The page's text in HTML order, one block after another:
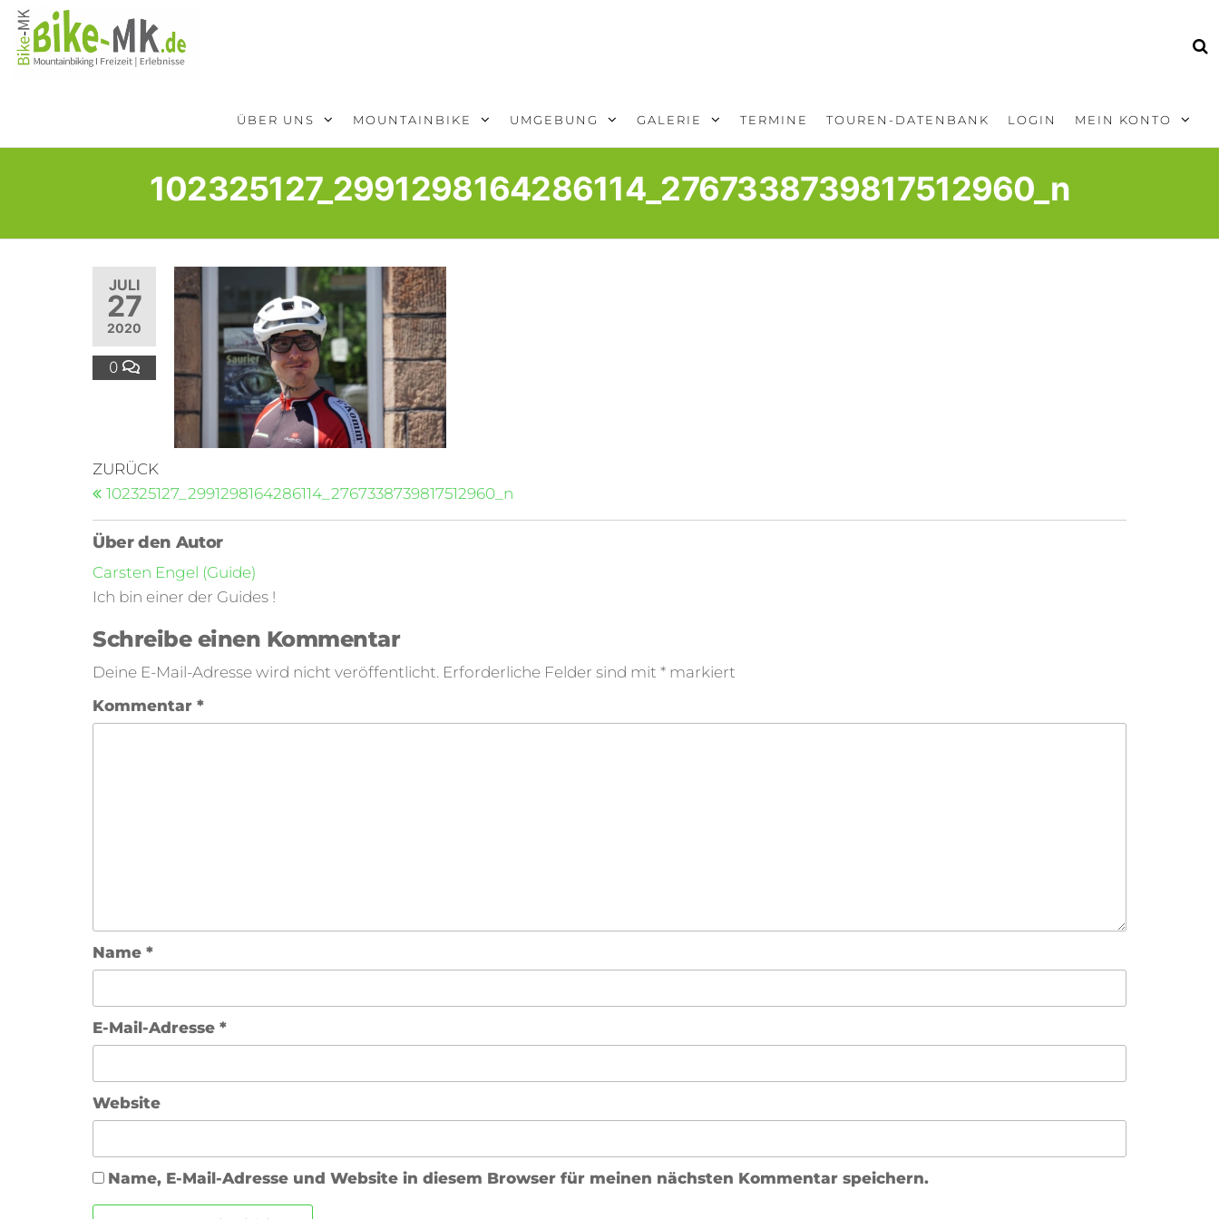
ÜBER UNS MOUNTAINBIKE UMGEBUNG GALERIE TERMINE TOUREN-DATENBANK LOGIN MEIN KONTO
102325127_2991298164286114_2767338739817512960_n
JULI
27
2020
0
ZURÜCK
102325127_2991298164286114_2767338739817512960_n
Über den Autor
Carsten Engel (Guide)
Ich bin einer der Guides !
Schreibe einen Kommentar
Deine E-Mail-Adresse wird nicht veröffentlicht. Erforderliche Felder sind mit * markiert
Kommentar *
Name *
E-Mail-Adresse *
Website
Name, E-Mail-Adresse und Website in diesem Browser für meinen nächsten Kommentar speichern.